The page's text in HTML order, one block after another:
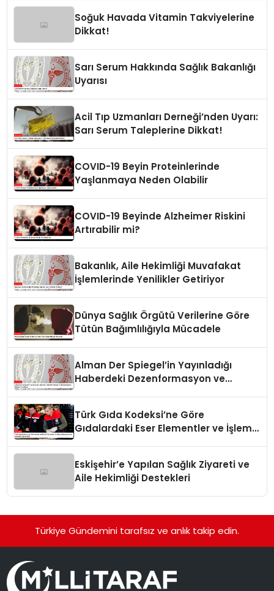
Soğuk Havada Vitamin Takviyelerine
Dikkat!
Sarı Serum Hakkında Sağlık Bakanlığı
Uyarısı
Acil Tıp Uzmanları Derneği’nden Uyarı:
Sarı Serum Taleplerine Dikkat!
COVID-19 Beyin Proteinlerinde
Yaşlanmaya Neden Olabilir
COVID-19 Beyinde Alzheimer Riskini
Artırabilir mi?
Bakanlık, Aile Hekimliği Muvafakat
İşlemlerinde Yenilikler Getiriyor
Dünya Sağlık Örgütü Verilerine Göre
Tütün Bağımlılığıyla Mücadele
Alman Der Spiegel’in Yayınladığı
Haberdeki Dezenformasyon ve
Türk Gıda Kodeksi’ne Göre
Gıdalardaki Eser Elementler ve İşleme
Eskişehir’e Yapılan Sağlık Ziyareti ve
Aile Hekimliği Destekleri
Türkiye Gündemini tarafsız ve anlık takip edin.